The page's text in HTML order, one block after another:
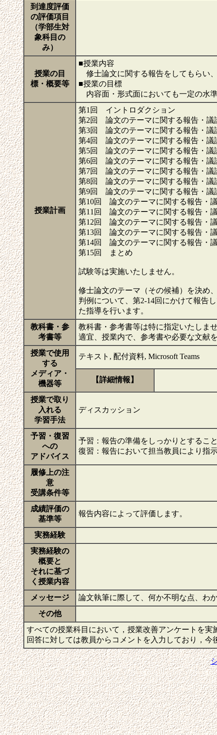
到達度評価
の評価項目
（学部生対
象科目の
み）
授業の目
標・概要等
■授業内容
修士論文に関する報告をしてもらい
■授業の目標
内容面・形式面においても一定の水
授業計画
第1回 イントロダクション
第2回 論文のテーマに関する報告・議
第3回 論文のテーマに関する報告・議
第4回 論文のテーマに関する報告・議
第5回 論文のテーマに関する報告・議
第6回 論文のテーマに関する報告・議
第7回 論文のテーマに関する報告・議
第8回 論文のテーマに関する報告・議
第9回 論文のテーマに関する報告・議
第10回 論文のテーマに関する報告・
第11回 論文のテーマに関する報告・
第12回 論文のテーマに関する報告・
第13回 論文のテーマに関する報告・
第14回 論文のテーマに関する報告・
第15回 まとめ
試験等は実施いたしません。
修士論文のテーマ（その候補）を決め
判例について、第2-14回にかけて報告
た指導を行います。
教科書・参
考書等
教科書・参考書等は特に指定いたしま
適宜、授業内で、参考書や必要な文献
授業で使用
する
メディア・
機器等
テキスト, 配付資料, Microsoft Teams
【詳細情報】
授業で取り
入れる
学習手法
ディスカッション
予習・復習
への
アドバイス
予習：報告の準備をしっかりとするこ
復習：報告において担当教員により指
履修上の注
意
受講条件等
成績評価の
基準等
報告内容によって評価します。
実務経験
実務経験の
概要と
それに基づ
く授業内容
メッセージ
論文執筆に際して、何か不明な点、わ
その他
すべての授業科目において，授業改善アンケートを
回答に対しては教員からコメントを入力しており，